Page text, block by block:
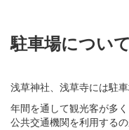
駐車場について
浅草神社、浅草寺には駐
年間を通して観光客が多
公共交通機関を利用するの